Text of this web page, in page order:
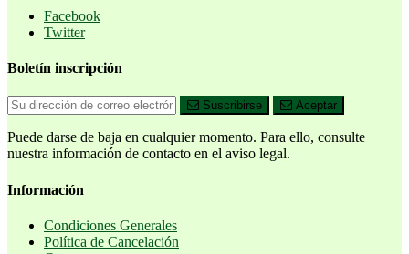
Facebook
Twitter
Boletín inscripción
Suscribirse Aceptar
Puede darse de baja en cualquier momento. Para ello, consulte
nuestra información de contacto en el aviso legal.
Información
Condiciones Generales
Política de Cancelación